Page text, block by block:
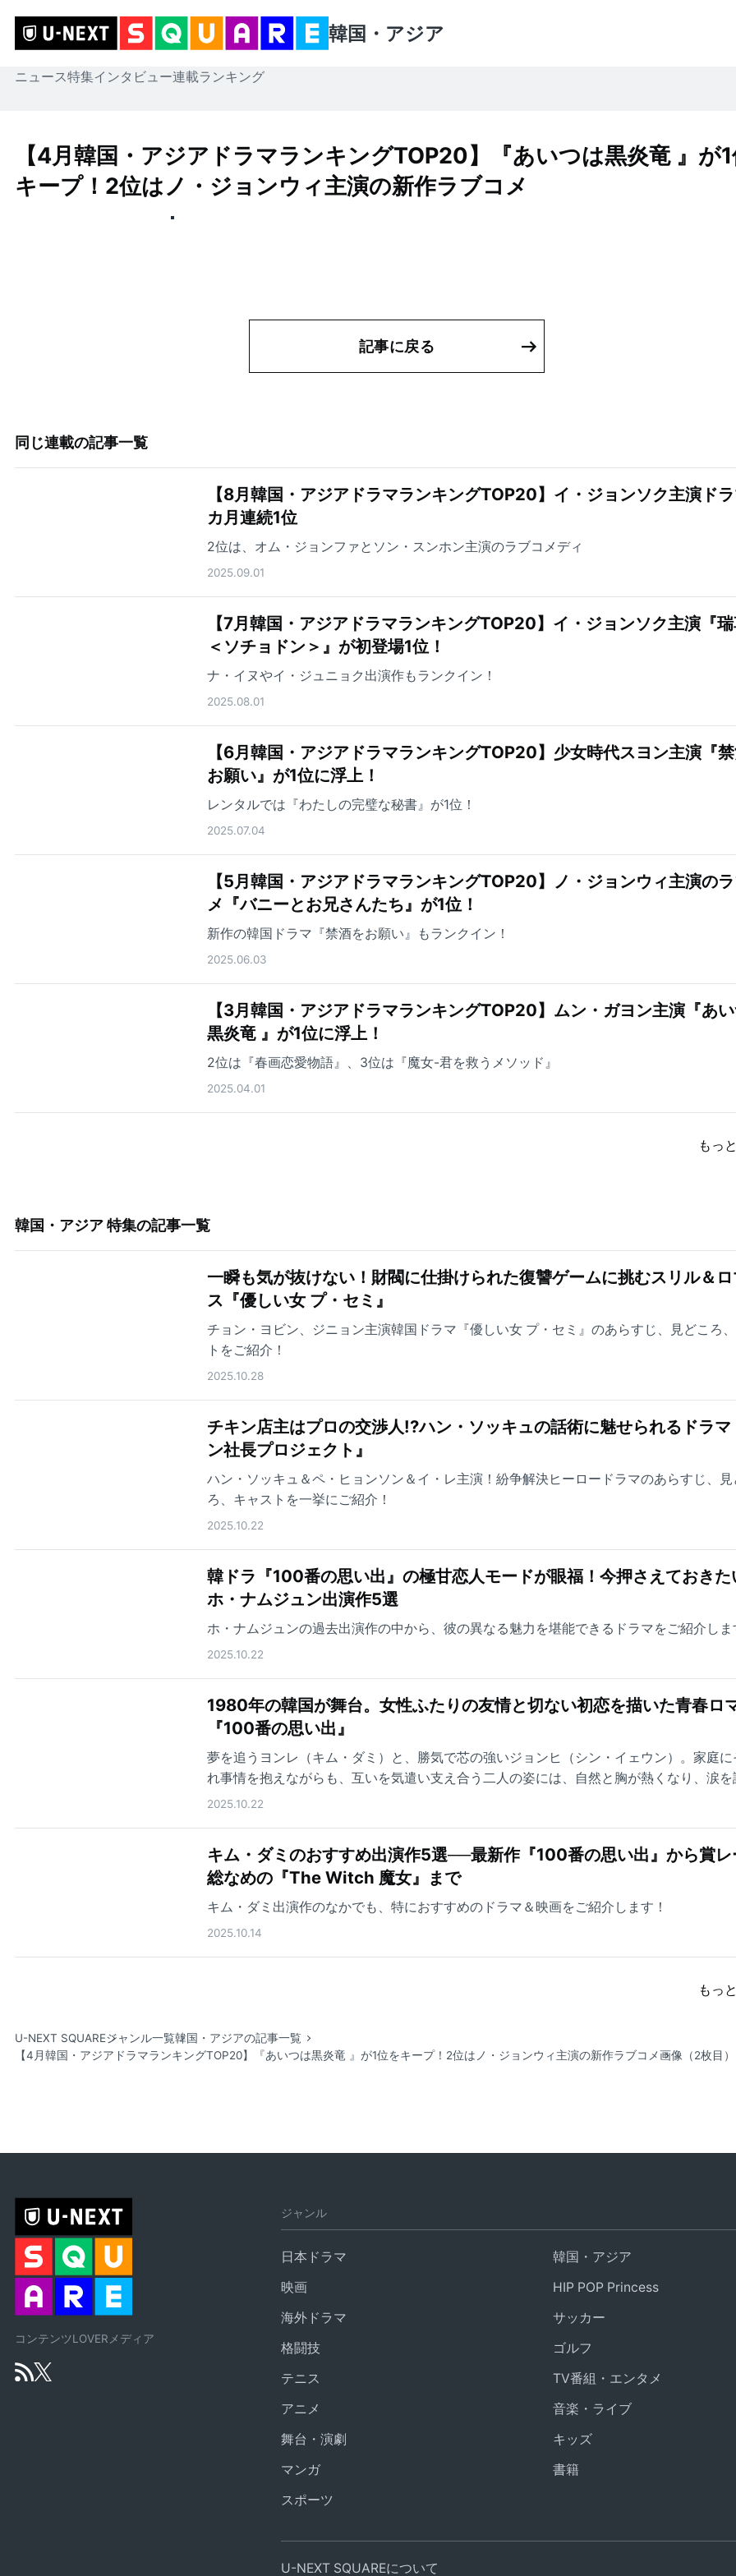
韓国・アジア
ニュース特集インタビュー連載ランキング
【4月韓国・アジアドラマランキングTOP20】『あいつは黒炎竜 』が
キープ！2位はノ・ジョンウィ主演の新作ラブコメ
記事に戻る
同じ連載の記事一覧
【8月韓国・アジアドラマランキングTOP20】イ・ジョンソク主演ド
カ月連続1位
2位は、オム・ジョンファとソン・スンホン主演のラブコメディ
2025.09.01
【7月韓国・アジアドラマランキングTOP20】イ・ジョンソク主演『
＜ソチョドン＞』が初登場1位！
ナ・イヌやイ・ジュニョク出演作もランクイン！
2025.08.01
【6月韓国・アジアドラマランキングTOP20】少女時代スヨン主演『
お願い』が1位に浮上！
レンタルでは『わたしの完璧な秘書』が1位！
2025.07.04
【5月韓国・アジアドラマランキングTOP20】ノ・ジョンウィ主演の
メ『バニーとお兄さんたち』が1位！
新作の韓国ドラマ『禁酒をお願い』もランクイン！
2025.06.03
【3月韓国・アジアドラマランキングTOP20】ムン・ガヨン主演『あ
黒炎竜 』が1位に浮上！
2位は『春画恋愛物語』、3位は『魔女-君を救うメソッド』
2025.04.01
もっ
韓国・アジア 特集の記事一覧
一瞬も気が抜けない！財閥に仕掛けられた復讐ゲームに挑むスリル＆
ス『優しい女 プ・セミ』
チョン・ヨビン、ジニョン主演韓国ドラマ『優しい女 プ・セミ』のあらすじ、見どころ
トをご紹介！
2025.10.28
チキン店主はプロの交渉人!?ハン・ソッキュの話術に魅せられるドラマ
ン社長プロジェクト』
ハン・ソッキュ＆ペ・ヒョンソン＆イ・レ主演！紛争解決ヒーロードラマのあらすじ、見
ろ、キャストを一挙にご紹介！
2025.10.22
韓ドラ『100番の思い出』の極甘恋人モードが眼福！今押さえておきた
ホ・ナムジュン出演作5選
ホ・ナムジュンの過去出演作の中から、彼の異なる魅力を堪能できるドラマをご紹介しま
2025.10.22
1980年の韓国が舞台。女性ふたりの友情と切ない初恋を描いた青春ロ
『100番の思い出』
夢を追うヨンレ（キム・ダミ）と、勝気で芯の強いジョンヒ（シン・イェウン）。家庭に
れ事情を抱えながらも、互いを気遣い支え合う二人の姿には、自然と胸が熱くなり、涙を
る
2025.10.22
キム・ダミのおすすめ出演作5選──最新作『100番の思い出』から賞レ
総なめの『The Witch 魔女』まで
キム・ダミ出演作のなかでも、特におすすめのドラマ＆映画をご紹介します！
2025.10.14
もっ
U-NEXT SQUAREジャンル一覧韓国・アジアの記事一覧
【4月韓国・アジアドラマランキングTOP20】『あいつは黒炎竜 』が1位をキープ！2位はノ・ジョンウィ主演の新作ラブコメ画像（2枚目）
コンテンツLOVERメディア
ジャンル
日本ドラマ
韓国・アジア
映画
HIP POP Princess
海外ドラマ
サッカー
格闘技
ゴルフ
テニス
TV番組・エンタメ
アニメ
音楽・ライブ
舞台・演劇
キッズ
マンガ
書籍
スポーツ
U-NEXT SQUAREについて